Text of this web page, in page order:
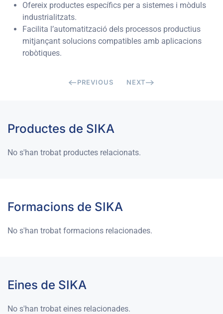
Ofereix productes específics per a sistemes i mòduls
industrialitzats.
Facilita l’automatització dels processos productius
mitjançant solucions compatibles amb aplicacions
robòtiques.
PREVIOUS NEXT
Productes de SIKA
No s'han trobat productes relacionats.
Formacions de SIKA
No s'han trobat formacions relacionades.
Eines de SIKA
No s'han trobat eines relacionades.